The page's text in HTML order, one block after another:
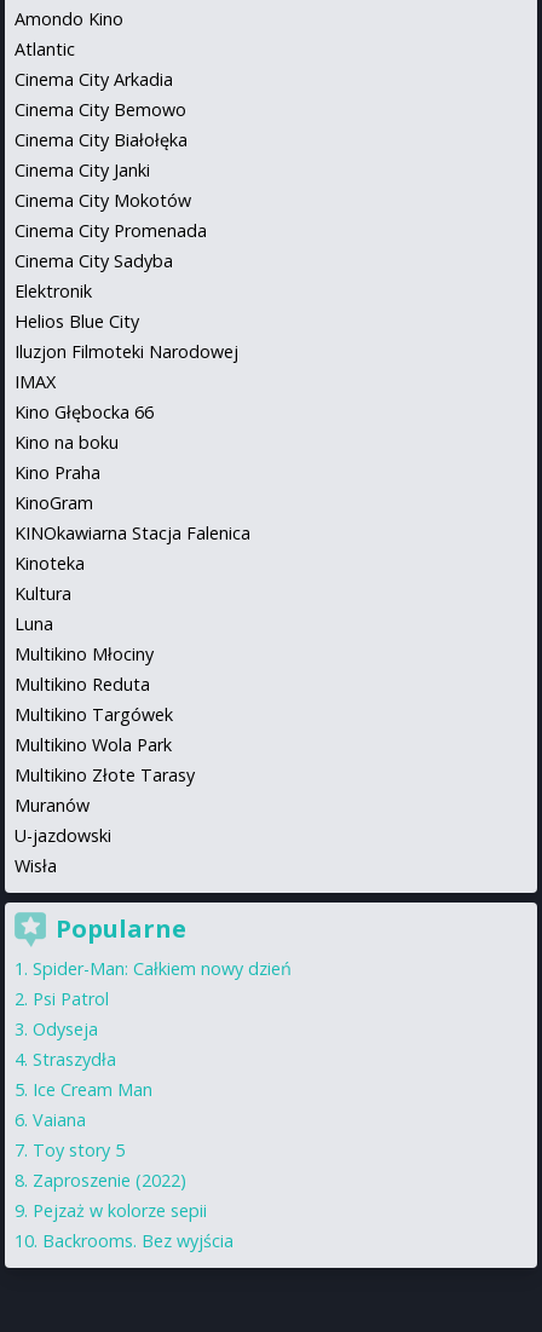
Amondo Kino
Atlantic
Cinema City Arkadia
Cinema City Bemowo
Cinema City Białołęka
Cinema City Janki
Cinema City Mokotów
Cinema City Promenada
Cinema City Sadyba
Elektronik
Helios Blue City
Iluzjon Filmoteki Narodowej
IMAX
Kino Głębocka 66
Kino na boku
Kino Praha
KinoGram
KINOkawiarna Stacja Falenica
Kinoteka
Kultura
Luna
Multikino Młociny
Multikino Reduta
Multikino Targówek
Multikino Wola Park
Multikino Złote Tarasy
Muranów
U-jazdowski
Wisła
Popularne
Spider-Man: Całkiem nowy dzień
Psi Patrol
Odyseja
Straszydła
Ice Cream Man
Vaiana
Toy story 5
Zaproszenie (2022)
Pejzaż w kolorze sepii
Backrooms. Bez wyjścia